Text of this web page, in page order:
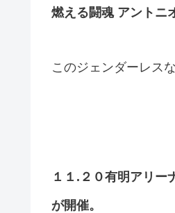
燃える闘魂 アントニ
このジェンダーレス
１１.２０有明アリー
が開催。